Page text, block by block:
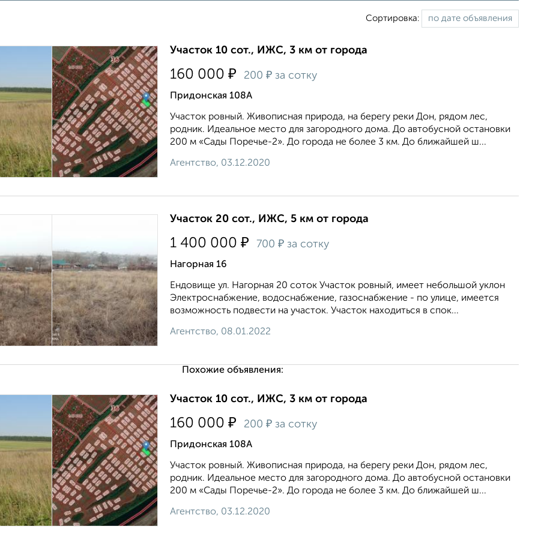
Сортировка:
Участок 10 сот., ИЖС, 3 км от города
160 000 ₽ 200 ₽ за сотку
Придонская 108А
Участок ровный. Живописная природа, на берегу реки Дон, рядом лес,
родник. Идеальное место для загородного дома. До автобусной остановки
200 м «Сады Поречье-2». До города не более 3 км. До ближайшей ш...
Агентство, 03.12.2020
Участок 20 сот., ИЖС, 5 км от города
1 400 000 ₽ 700 ₽ за сотку
Нагорная 16
Ендовище ул. Нагорная 20 соток Участок ровный, имеет небольшой уклон
Электроснабжение, водоснабжение, газоснабжение - по улице, имеется
возможность подвести на участок. Участок находиться в спок...
Агентство, 08.01.2022
Похожие объявления:
Участок 10 сот., ИЖС, 3 км от города
160 000 ₽ 200 ₽ за сотку
Придонская 108А
Участок ровный. Живописная природа, на берегу реки Дон, рядом лес,
родник. Идеальное место для загородного дома. До автобусной остановки
200 м «Сады Поречье-2». До города не более 3 км. До ближайшей ш...
Агентство, 03.12.2020